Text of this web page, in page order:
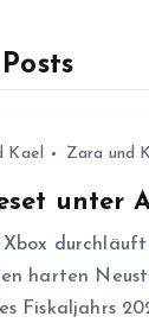
Kael Zara und
unter
harten
Fiskaljahrs